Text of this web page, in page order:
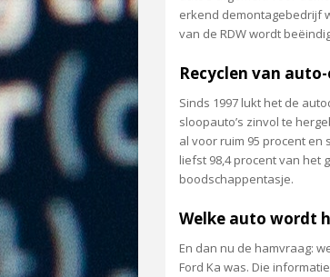
erkend demontagebedrijf
van de RDW wordt
Recyclen van
Sinds 1997 lukt het de
sloopauto’s zinvol te
al voor ruim 95 procent en
liefst 98,4 procent van het
boodschappentasje.
Welke auto wordt
En dan nu de hamvraag:
Ford Ka was. Die